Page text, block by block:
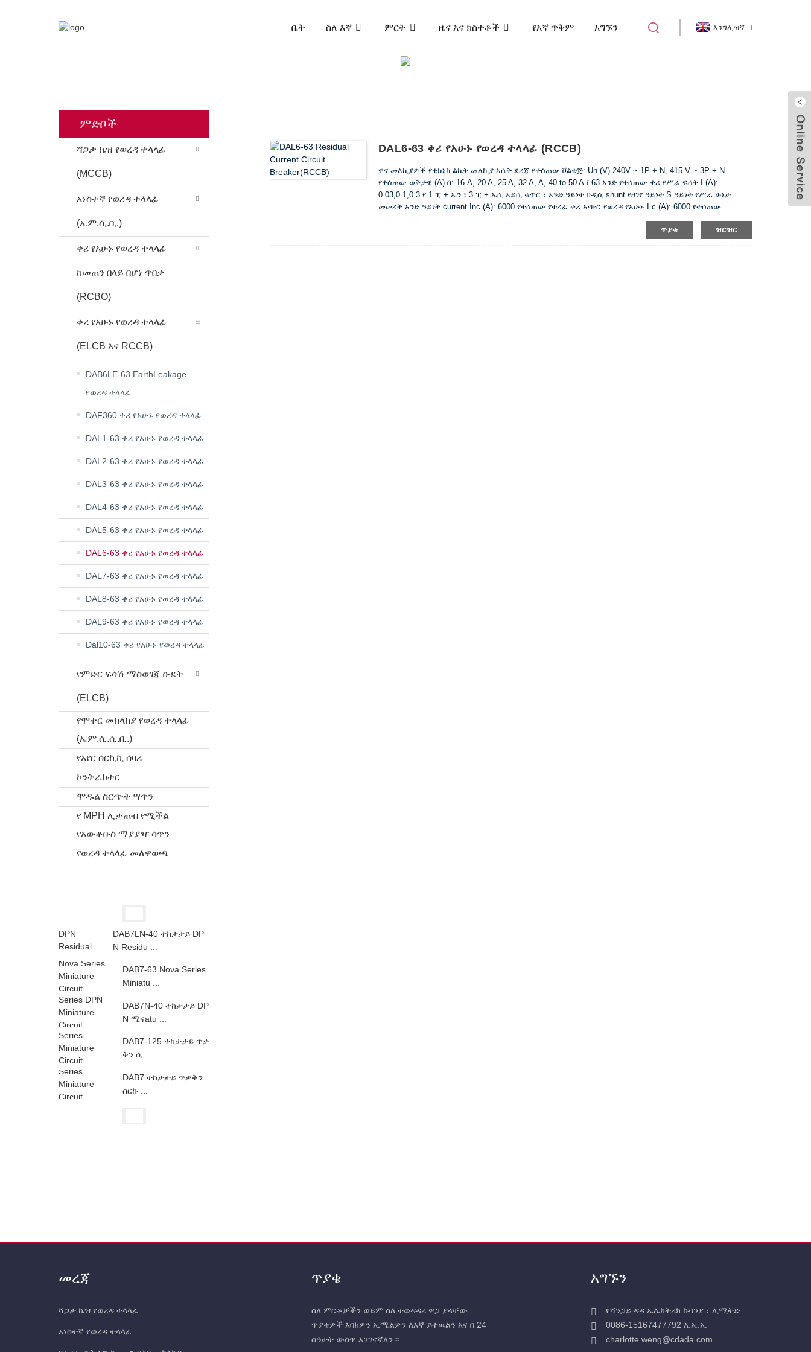
ቤት ስለ እኛ ምርት ዜና እና ክስተቶች የእኛ ጥቅም አግኙን እንግሊዝኛ
ምድቦች
ሻጋታ ኬዝ የወረዳ ተላላፊ
(MCCB)
አነስተኛ የወረዳ ተላላፊ
(ኤም.ሲ.ቢ.)
ቀሪ የአሁኑ የወረዳ ተላላፊ
ከመጠን በላይ በሆነ ጥበቃ
(RCBO)
ቀሪ የአሁኑ የወረዳ ተላላፊ
(ELCB እና RCCB)
DAB6LE-63 EarthLeakage
የወረዳ ተላላፊ
DAF360 ቀሪ የአሁኑ የወረዳ ተላላፊ
DAL1-63 ቀሪ የአሁኑ የወረዳ ተላላፊ
DAL2-63 ቀሪ የአሁኑ የወረዳ ተላላፊ
DAL3-63 ቀሪ የአሁኑ የወረዳ ተላላፊ
DAL4-63 ቀሪ የአሁኑ የወረዳ ተላላፊ
DAL5-63 ቀሪ የአሁኑ የወረዳ ተላላፊ
DAL6-63 ቀሪ የአሁኑ የወረዳ ተላላፊ
DAL7-63 ቀሪ የአሁኑ የወረዳ ተላላፊ
DAL8-63 ቀሪ የአሁኑ የወረዳ ተላላፊ
DAL9-63 ቀሪ የአሁኑ የወረዳ ተላላፊ
Dal10-63 ቀሪ የአሁኑ የወረዳ ተላላፊ
የምድር ፍሳሽ ማስወገጃ ዑደት
(ELCB)
የሞተር መከላከያ የወረዳ ተላላፊ
(ኤም.ሲ.ሲ.ቢ.)
የአየር ሰርኪኪ ሰባሪ
ኮንትራክተር
ሞዱል ስርጭት ሣጥን
የ MPH ሊታጠብ የሚችል
የአውቶቡስ ማያያዣ ሳጥን
የወረዳ ተላላፊ መለዋወጫ
DAB7LN-40 ተከታታይ DP
N Residu ...
DAB7-63 Nova Series
Miniatu ...
DAB7N-40 ተከታታይ DP
N ሚናatu ...
DAB7-125 ተከታታይ ጥቃ
ቅን ሲ ...
DAB7 ተከታታይ ጥቃቅን
ሰርኩ ...
DAL6-63 ቀሪ የአሁኑ የወረዳ ተላላፊ (RCCB)
ዋና መለኪያዎች የቴክኒክ ልኬት መለኪያ እሴት ደረጃ የተሰጠው ቮልቴጅ: Un (V) 240V ~ 1P + N, 415 V ~ 3P + N
የተሰጠው ወቅታዊ (A) በ: 16 A, 20 A, 25 A, 32 A, A, 40 to 50 A ፣ 63 አንድ የተሰጠው ቀሪ የሥራ ፍሰት I (A):
0.03,0.1,0.3 የ 1 ፒ + ኤን ፣ 3 ፒ + ኤሲ አይሲ ቁጥር ፣ አንድ ዓይነት በዲሲ shunt የዘገየ ዓይነት S ዓይነት የሥራ ሁኔታ
መሠረት አንድ ዓይነት current Inc (A): 6000 የተሰጠው የተረፈ ቀሪ አጭር የወረዳ የአሁኑ I c (A): 6000 የተሰጠው
ጥያቄ
ዝርዝር
መረጃ
ሻጋታ ኬዝ የወረዳ ተላላፊ
አነስተኛ የወረዳ ተላላፊ
ጥያቄ
ስለ ምርቶቻችን ወይም ስለ ተወዳዳሪ ዋጋ ያላቸው
ጥያቄዎች እባክዎን ኢሜልዎን ለእኛ ይተዉልን እና በ 24
ሰዓታት ውስጥ እንገናኛለን ፡፡
አግኙን
የሻንጋይ ዳዳ ኤሌክትሪክ ኩባንያ ፣ ሊሚትድ
0086-15167477792 እ.ኤ.አ.
charlotte.weng@cdada.com